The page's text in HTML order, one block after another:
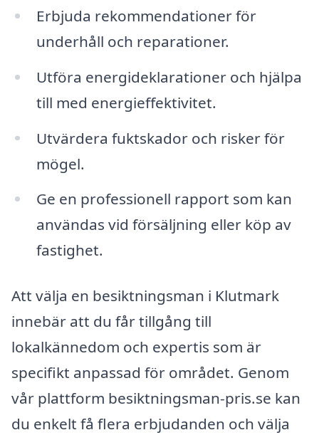
Erbjuda rekommendationer för
underhåll och reparationer.
Utföra energideklarationer och hjälpa
till med energieffektivitet.
Utvärdera fuktskador och risker för
mögel.
Ge en professionell rapport som kan
användas vid försäljning eller köp av
fastighet.
Att välja en besiktningsman i Klutmark
innebär att du får tillgång till
lokalkännedom och expertis som är
specifikt anpassad för området. Genom
vår plattform besiktningsman-pris.se kan
du enkelt få flera erbjudanden och välja